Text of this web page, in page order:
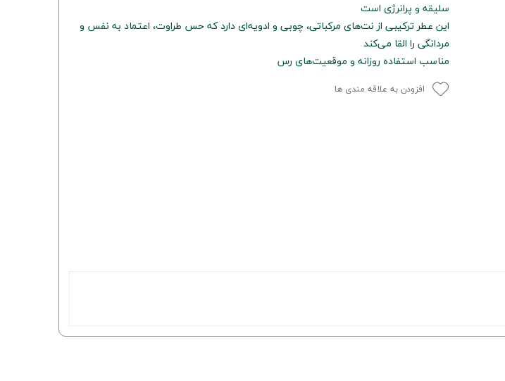
سلیقه و پرانرژی است
این عطر ترکیبی از نت‌های مرکباتی، چوبی و ادویه‌ای دارد که حس طراوت، اعتماد به نفس و
مردانگی را القا می‌کند
مناسب استفاده روزانه و موقعیت‌های رس
افزودن به علاقه مندی ها